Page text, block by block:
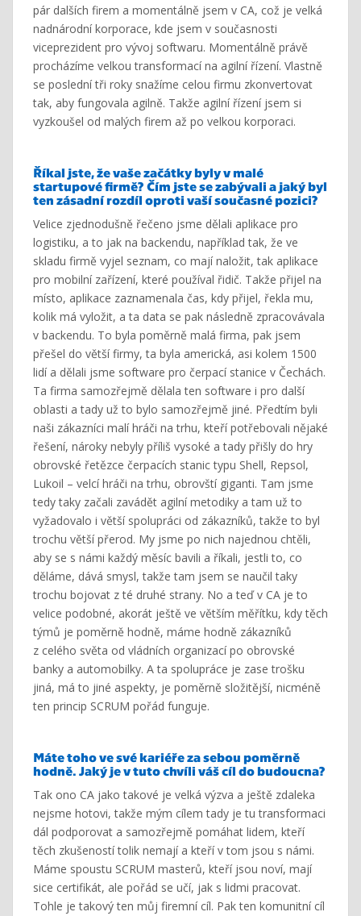
pár dalších firem a momentálně jsem v CA, což je velká
nadnárodní korporace, kde jsem v současnosti
viceprezident pro vývoj softwaru. Momentálně právě
procházíme velkou transformací na agilní řízení. Vlastně
se poslední tři roky snažíme celou firmu zkonvertovat
tak, aby fungovala agilně. Takže agilní řízení jsem si
vyzkoušel od malých firem až po velkou korporaci.
Říkal jste, ževašezačátky byly v malé
startupové firmě? Čím jste se zabývali a jaký byl
ten zásadní rozdíl oproti vaší současné pozici?
Velice zjednodušně řečeno jsme dělali aplikace pro
logistiku, a to jak na backendu, například tak, že ve
skladu firmě vyjel seznam, co mají naložit, tak aplikace
pro mobilní zařízení, které používal řidič. Takže přijel na
místo, aplikace zaznamenala čas, kdy přijel, řekla mu,
kolik má vyložit, a ta data se pak následně zpracovávala
v backendu. To byla poměrně malá firma, pak jsem
přešel do větší firmy, ta byla americká, asi kolem 1500
lidí a dělali jsme software pro čerpací stanice v Čechách.
Ta firma samozřejmě dělala ten software i pro další
oblasti a tady už to bylo samozřejmě jiné. Předtím byli
naši zákazníci malí hráči na trhu, kteří potřebovali nějaké
řešení, nároky nebyly příliš vysoké a tady přišly do hry
obrovské řetězce čerpacích stanic typu Shell, Repsol,
Lukoil – velcí hráči na trhu, obrovští giganti. Tam jsme
tedy taky začali zavádět agilní metodiky a tam už to
vyžadovalo i větší spolupráci od zákazníků, takže to byl
trochu větší přerod. My jsme po nich najednou chtěli,
aby se s námi každý měsíc bavili a říkali, jestli to, co
děláme, dává smysl, takže tam jsem se naučil taky
trochu bojovat z té druhé strany. No a teď v CA je to
velice podobné, akorát ještě ve větším měřítku, kdy těch
týmů je poměrně hodně, máme hodně zákazníků
z celého světa od vládních organizací po obrovské
banky a automobilky. A ta spolupráce je zase trošku
jiná, má to jiné aspekty, je poměrně složitější, nicméně
ten princip SCRUM pořád funguje.
Máte toho vesvékariéře za sebou poměrně
hodně. Jaký je v tuto chvíli váš cíl do budoucna?
Tak ono CA jako takové je velká výzva a ještě zdaleka
nejsme hotovi, takže mým cílem tady je tu transformaci
dál podporovat a samozřejmě pomáhat lidem, kteří
těch zkušeností tolik nemají a kteří v tom jsou s námi.
Máme spoustu SCRUM masterů, kteří jsou noví, mají
sice certifikát, ale pořád se učí, jak s lidmi pracovat.
Tohle je takový ten můj firemní cíl. Pak ten komunitní cíl